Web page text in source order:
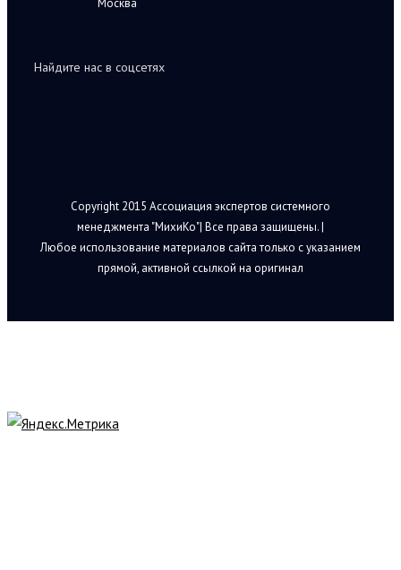
Найдите нас в соцсетях
Copyright 2015 Ассоциация экспертов системного
менеджмента "МихиКо"| Все права защищены. |
Любое использование материалов сайта только с указанием
прямой, активной ссылкой на оригинал